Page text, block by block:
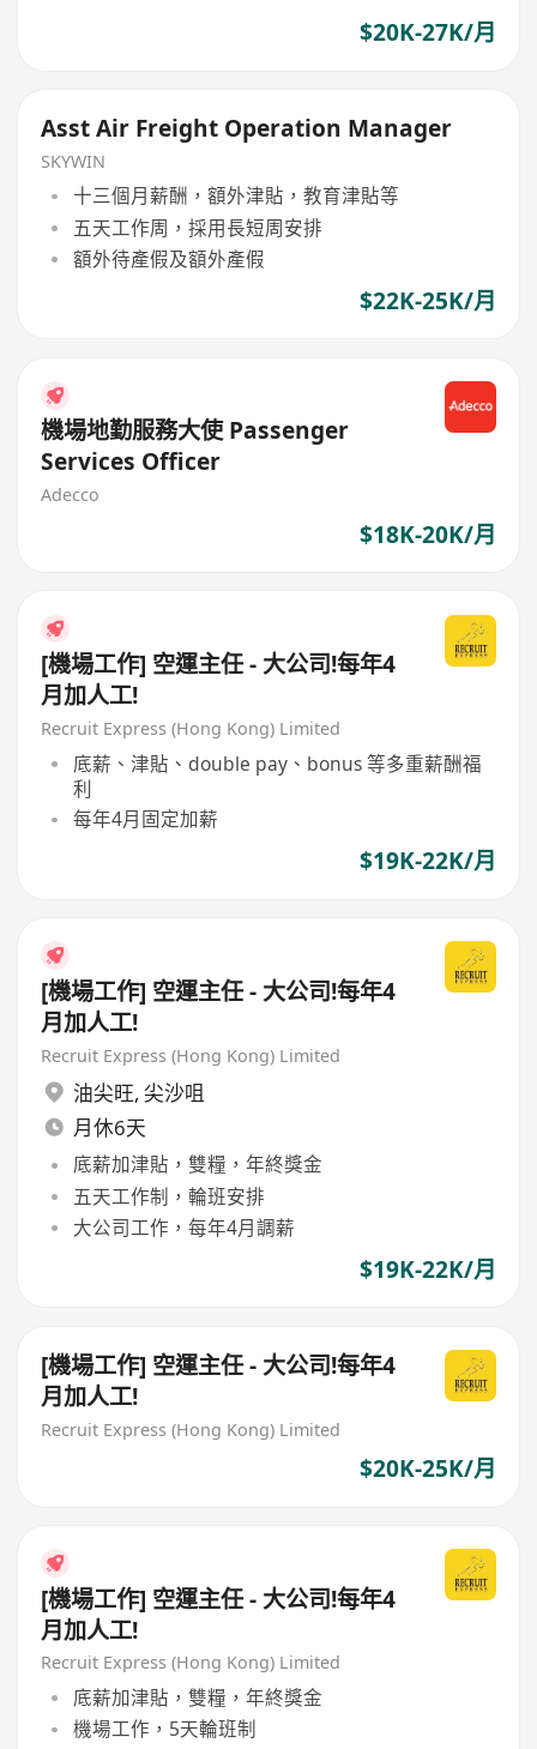
$20K-27K/月
Asst Air Freight Operation Manager
SKYWIN
十三個月薪酬，額外津貼，教育津貼等
五天工作周，採用長短周安排
額外待產假及額外產假
$22K-25K/月
機場地勤服務大使 Passenger
Services Officer
Adecco
$18K-20K/月
[機場工作] 空運主任 - 大公司!每年4
月加人工!
Recruit Express (Hong Kong) Limited
底薪、津貼、double pay、bonus 等多重薪酬福
利
每年4月固定加薪
$19K-22K/月
[機場工作] 空運主任 - 大公司!每年4
月加人工!
Recruit Express (Hong Kong) Limited
油尖旺, 尖沙咀
月休6天
底薪加津貼，雙糧，年終獎金
五天工作制，輪班安排
大公司工作，每年4月調薪
$19K-22K/月
[機場工作] 空運主任 - 大公司!每年4
月加人工!
Recruit Express (Hong Kong) Limited
$20K-25K/月
[機場工作] 空運主任 - 大公司!每年4
月加人工!
Recruit Express (Hong Kong) Limited
底薪加津貼，雙糧，年終獎金
機場工作，5天輪班制